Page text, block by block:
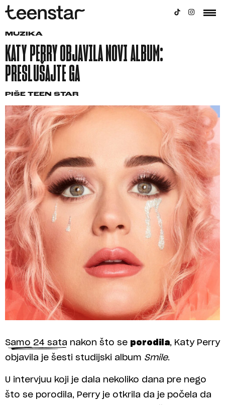
MUZIKA
KATY PERRY OBJAVILA NOVI ALBUM:
PRESLUŠAJTE GA
PIŠE TEEN STAR
Samo 24 sata nakon što se porodila, Katy Perry
objavila je šesti studijski album Smile.
U intervjuu koji je dala nekoliko dana pre nego
što se porodila, Perry je otkrila da je počela da